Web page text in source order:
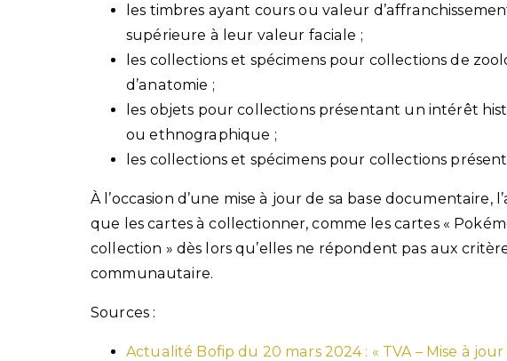
les timbres ayant cours ou valeur
supérieure à leur valeur faciale ;
les collections et spécimens pour collections de
d’anatomie ;
les objets pour collections présentant un intérêt
ou ethnographique ;
les collections et spécimens pour collections
À l’occasion d’une mise à jour de sa base
que les cartes à collectionner, comme les cartes «
collection » dès lors qu’elles ne répondent pas aux
communautaire.
Sources :
Actualité Bofip du 20 mars 2024 : « TVA – Mise à